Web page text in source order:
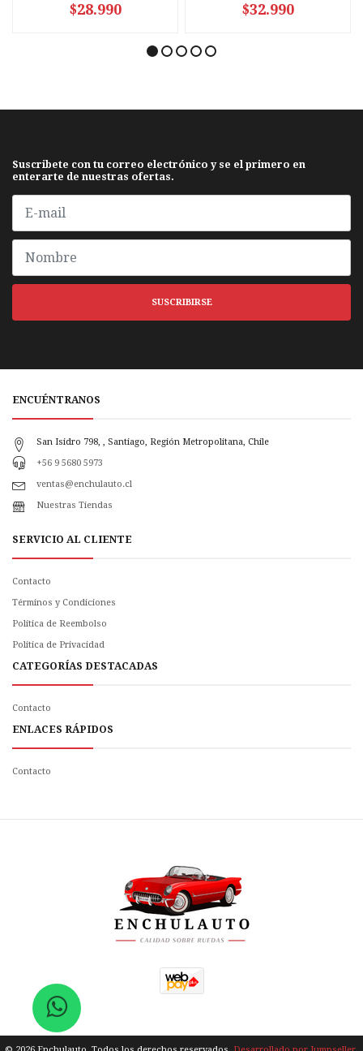
$28.990 $32.990
Suscribete con tu correo electrónico y se el primero en
enterarte de nuestras ofertas.
SUSCRIBIRSE
ENCUÉNTRANOS
San Isidro 798, , Santiago, Región Metropolitana, Chile
+56 9 5680 5973
ventas@enchulauto.cl
Nuestras Tiendas
SERVICIO AL CLIENTE
Contacto
Términos y Condiciones
Política de Reembolso
Politica de Privacidad
CATEGORÍAS DESTACADAS
Contacto
ENLACES RÁPIDOS
Contacto